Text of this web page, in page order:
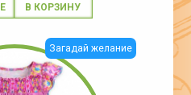
Загадай желание